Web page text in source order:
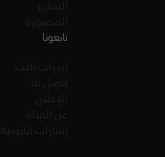
التقارير
المصورة
تابعونا
ترددات البث
اتصل بنا
للإعلان
عن القناة
إشارات قانونية